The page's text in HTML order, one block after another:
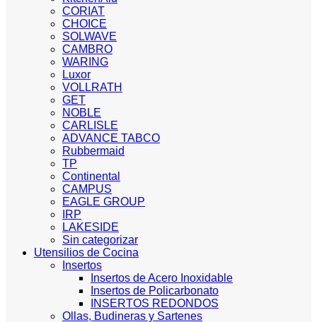
CORIAT
CHOICE
SOLWAVE
CAMBRO
WARING
Luxor
VOLLRATH
GET
NOBLE
CARLISLE
ADVANCE TABCO
Rubbermaid
TP
Continental
CAMPUS
EAGLE GROUP
IRP
LAKESIDE
Sin categorizar
Utensilios de Cocina
Insertos
Insertos de Acero Inoxidable
Insertos de Policarbonato
INSERTOS REDONDOS
Ollas, Budineras y Sartenes